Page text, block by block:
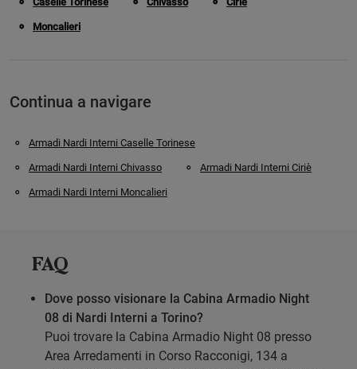
Moncalieri
Continua a navigare
Armadi Nardi Interni Caselle Torinese
Armadi Nardi Interni Chivasso Armadi Nardi Interni Ciriè
Armadi Nardi Interni Moncalieri
FAQ
Dove posso visionare la Cabina Armadio Night
08 di Nardi Interni a Torino?
Puoi trovare la Cabina Armadio Night 08 presso
Area Arredamenti in Corso Racconigi, 134 a